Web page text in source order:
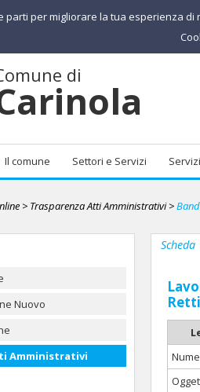
di
Il comune Settori e Servizi
> Trasparenza Atti Amministrativi>
Nuovo
Amministrativi
Scheda
parti per migliorare la tua esperienza